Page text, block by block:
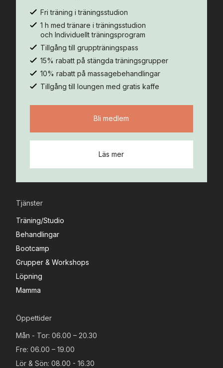
Tjänster
Träning/Studio
Behandlingar
Bootcamp
Grupper & Workshops
Löpning
Mamma
Öppettider
Mån - Tor: 06.00 – 20.30
Fre: 06.00 – 19.00
Lör & Sön: 08.00 - 16.30
Fri träning i träningsstudion
1 h med tränare i träningsstudion
och Individuellt träningsprogram
Tillgång till gruppträningspass
15% rabatt på stängda träningsgrupper
10% rabatt på massagebehandlingar
Tillgång till loungen med gratis kaffe
Bli medlem
Läs mer